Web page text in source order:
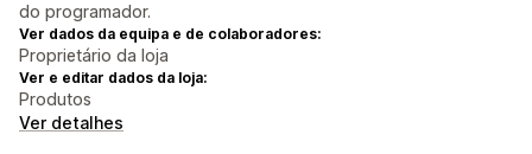
do programador.
Ver dados da equipa e de colaboradores:
Proprietário da loja
Ver e editar dados da loja:
Produtos
Ver detalhes